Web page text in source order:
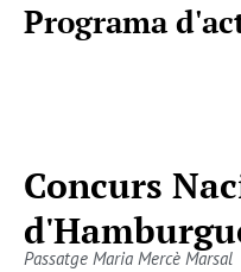
Programa
Concurs
Passatge Maria Mercè Marsal